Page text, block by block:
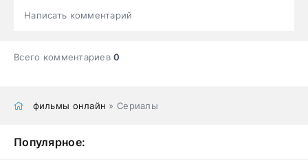
Написать комментарий
Всего комментариев0
фильмы онлайн » Сериалы
Популярное: